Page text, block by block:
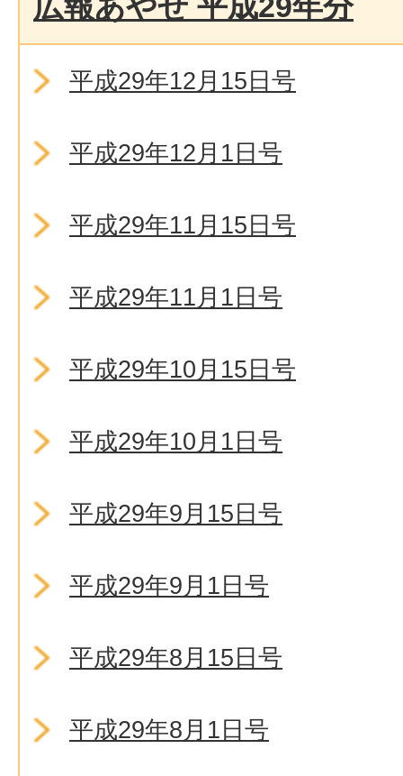
平成29年12月15日号
平成29年12月1日号
平成29年11月15日号
平成29年11月1日号
平成29年10月15日号
平成29年10月1日号
平成29年9月15日号
平成29年9月1日号
平成29年8月15日号
平成29年8月1日号